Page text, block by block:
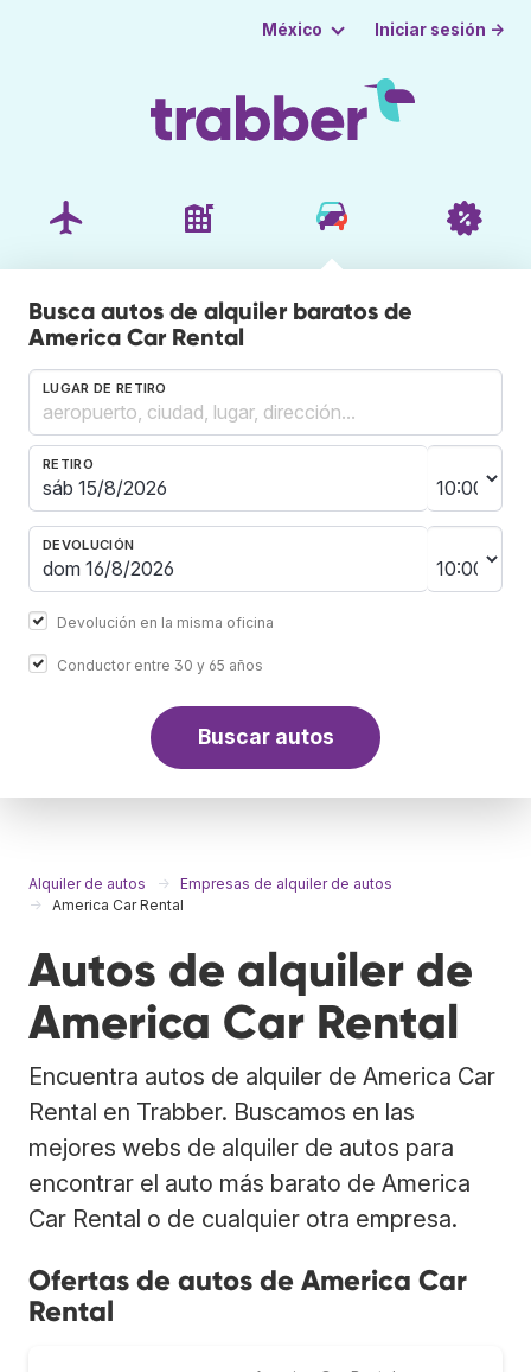
México Iniciar sesión →
Busca autos de alquiler baratos de
America Car Rental
LUGAR DE RETIRO
RETIRO
DEVOLUCIÓN
Devolución en la misma oficina
Conductor entre 30 y 65 años
Buscar autos
Alquiler de autos
Empresas de alquiler de autos
America Car Rental
Autos de alquiler de
America Car Rental
Encuentra autos de alquiler de America Car
Rental en Trabber. Buscamos en las
mejores webs de alquiler de autos para
encontrar el auto más barato de America
Car Rental o de cualquier otra empresa.
Ofertas de autos de America Car
Rental